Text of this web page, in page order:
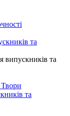
та
випускників та
Твори
та